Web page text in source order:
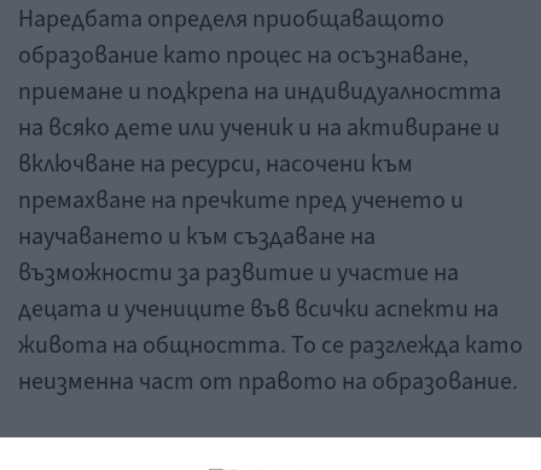
Наредбата определя приобщаващото
образование като процес на осъзнаване,
приемане и подкрепа на индивидуалността
на всяко дете или ученик и на активиране и
включване на ресурси, насочени към
премахване на пречките пред ученето и
научаването и към създаване на
възможности за развитие и участие на
децата и учениците във всички аспекти на
живота на общността. То се разглежда като
неизменна част от правото на образование.
Особена подкрепа ще получат децата със